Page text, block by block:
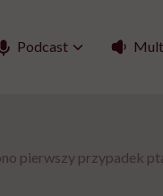
Podcast
pierwszy przypadek